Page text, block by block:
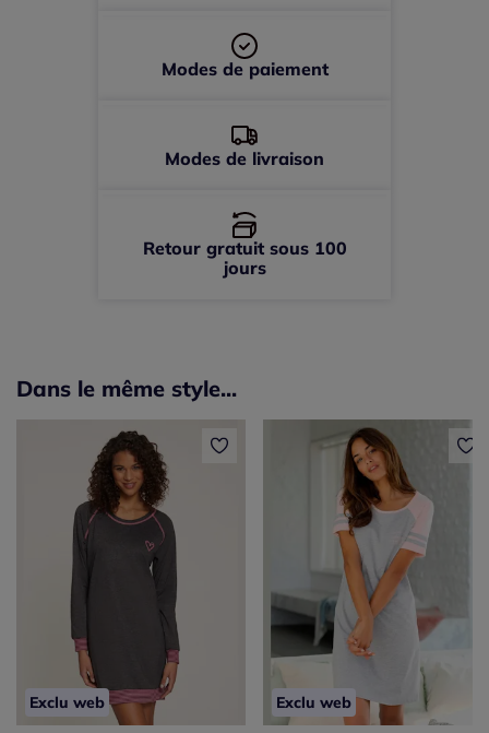
Modes de paiement
Modes de livraison
Retour gratuit sous 100
jours
Dans le même style...
Exclu web Exclu web